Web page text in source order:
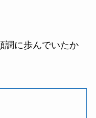
調に歩んでいたか